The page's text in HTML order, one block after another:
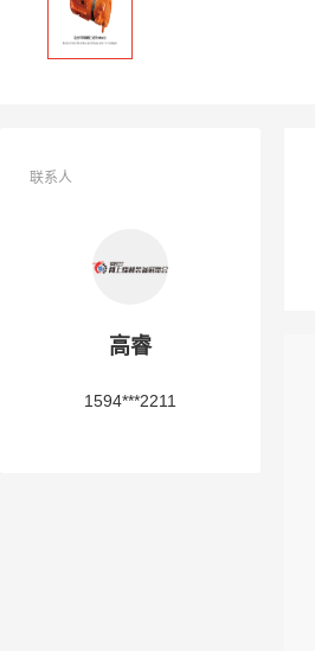
联系人
高睿
1594***2211